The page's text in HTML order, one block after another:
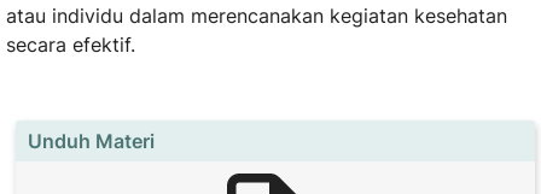
atau individu dalam merencanakan kegiatan kesehatan
secara efektif.
Unduh Materi